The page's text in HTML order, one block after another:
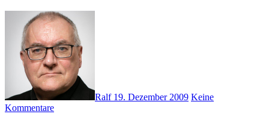
Ralf 19. Dezember 2009 Keine
Kommentare